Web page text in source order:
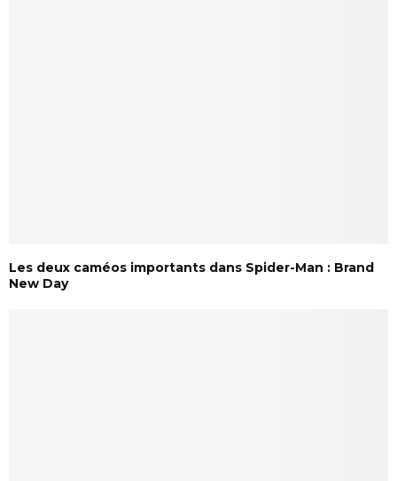
Les deux caméos importants dans Spider-Man : Brand
New Day